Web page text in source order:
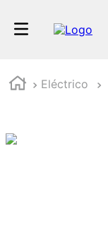
Eléctrico